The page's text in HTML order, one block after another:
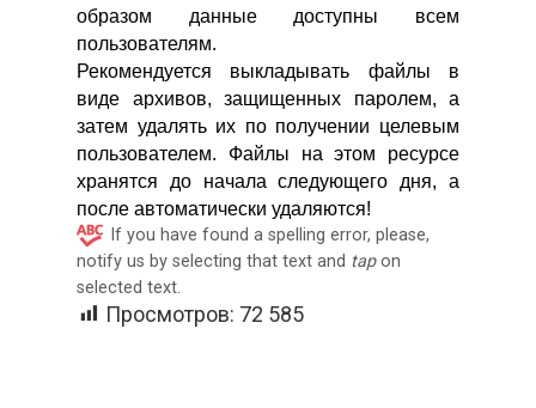
образом данные доступны всем
пользователям.
Рекомендуется выкладывать файлы в
виде архивов, защищенных паролем, а
затем удалять их по получении целевым
пользователем. Файлы на этом ресурсе
хранятся до начала следующего дня, а
после автоматически удаляются!
If you have found a spelling error, please,
notify us by selecting that text and tapon
selected text.
Просмотров: 72 585